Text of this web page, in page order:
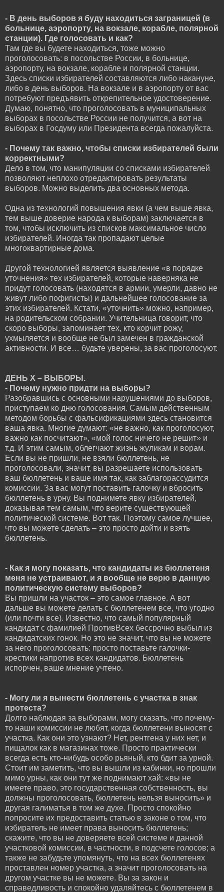
- В день выборов я буду находиться заграницей (в
больнице, аэропорту, на вокзале, корабле, полярной
станции). Где голосовать и как?
Там где вы будете находиться, тоже можно
проголосовать: в посольстве России, в больнице,
аэропорту, на вокзале, корабле и полярной станции.
Здесь списки избирателей составляются либо накануне,
либо в день выборов. На вокзале и в аэропорту от вас
потребуют предъявить открепительное удостоверение.
Думаю, понятно, что проголосовать в муниципальных
выборах в посольстве России не получится, а вот на
выборах в Госдуму или Президента всегда пожалуйста.
- Почему так важно, чтобы списки избирателей были
корректными?
Дело в том, что манипуляции со списками избирателей
позволяют неплохо отредактировать результаты
выборов. Можно выделить два основных метода.
Одна из технологий повышения явки (а чем выше явка,
тем выше доверие народа к выборам) заключается в
том, чтобы исключить из списков максимальное число
избирателей. Иногда так пропадают целые
многоквартирные дома.
Другой технологией является выявление «в порядке
уточнения» тех избирателей, которые наверняка не
придут голосовать (находятся в армии, умерли, давно не
живут либо пофигисты) и дальнейшее голосование за
этих избирателей. Кстати, «уточнить» можно, например,
на родительском собрании. Учительница говорит, что
скоро выборы, запоминает тех, кто корчит рожу,
ухмыляется и вообще не был замечен в гражданской
активности. И все… будьте уверены, за вас проголосуют.
ДЕНЬ Х – ВЫБОРЫ.
- Почему нужно придти на выборы?
Разобравшись с основными нарушениями до выборов,
приступаем ко дню голосования. Самым действенным
методом борьбы с фальсификациями здесь становится
ваша явка. Многие думают: «не важно, как проголосуют,
важно как посчитают», «мой голос ничего не решит» и
т.д. И этим самым, облегчают жизнь жуликам и ворам.
Если вы не пришли, не взяли бюллетень, не
проголосовали, значит, вы разрешаете использовать
ваш бюллетень и ваше имя так, как заблагорассудится
комиссии. За вас могут поставить галочку и вбросить
бюллетень в урну. Вы поднимете явку избирателей,
доказывая тем самым, что верите существующей
политической системе. Вот так. Поэтому самое лучшее,
что вы можете сделать – это просто дойти и взять
бюллетень.
- Как я могу показать, что кандидаты из бюллетеня
меня не устраивают, и я вообще не верю в данную
политическую систему выборов?
Вы пришли на участок – это самое главное. А вот
дальше вы можете делать с бюллетенем все, что угодно
(или почти все). Известно, что самый популярный
кандидат с фамилией ПротивВсех бессрочно выбыл из
кандидатских гонок. Но это не значит, что вы не можете
за него проголосовать: просто поставьте галочки-
крестики напротив всех кандидатов. Бюллетень
испорчен, ваше мнение учтено.
- Могу ли я вынести бюллетень с участка в знак
протеста?
Долго наблюдая за выборами, могу сказать, что почему-
то наши комиссии не любят, когда бюллетени выносят с
участка. Как они это узнают? Нет, рентгена у них нет, и
пищалок как в магазинах тоже. Просто практически
всегда есть кто-нибудь особо рьяный, кто бдит за урной.
Стоит им заметить, что вы вышли из кабинки, но прошли
мимо урны, как они тут же поднимают хай: «вы не
имеете право, это государственная собственность, вы
должны проголосовать, бюллетень нельзя выносить» и
другая галиматья в том же духе. Просто спокойно
попросите их предоставить статью в законе о том, что
избиратель не имеет права выносить бюллетень;
скажите, что вы не доверяете всей системе и данной
участковой комиссии, в частности, в подсчете голосов; а
также не забудьте упомянуть, что на всех бюллетенях
проставлен номер участка, а значит проголосовать на
другом участке вы не можете. Вы за закон и
справедливость и спокойно удаляйтесь с бюллетенем в